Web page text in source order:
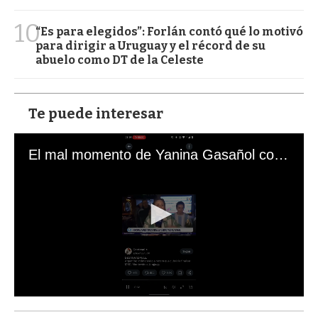
10“Es para elegidos”: Forlán contó qué lo motivó
para dirigir a Uruguay y el récord de su
abuelo como DT de la Celeste
Te puede interesar
El mal momento de Yanina Gasañol con un hincha argentino en "Subrayado"
s